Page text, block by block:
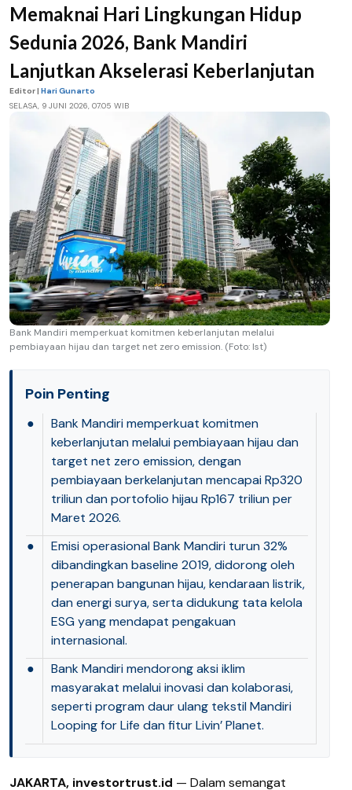
Memaknai Hari Lingkungan Hidup
Sedunia 2026, Bank Mandiri
Lanjutkan Akselerasi Keberlanjutan
Editor | Hari Gunarto
SELASA, 9 JUNI 2026, 07.05 WIB
Bank Mandiri memperkuat komitmen keberlanjutan melalui
pembiayaan hijau dan target net zero emission. (Foto: Ist)
Poin Penting
●
Bank Mandiri memperkuat komitmen
keberlanjutan melalui pembiayaan hijau dan
target net zero emission, dengan
pembiayaan berkelanjutan mencapai Rp320
triliun dan portofolio hijau Rp167 triliun per
Maret 2026.
●
Emisi operasional Bank Mandiri turun 32%
dibandingkan baseline 2019, didorong oleh
penerapan bangunan hijau, kendaraan listrik,
dan energi surya, serta didukung tata kelola
ESG yang mendapat pengakuan
internasional.
●
Bank Mandiri mendorong aksi iklim
masyarakat melalui inovasi dan kolaborasi,
seperti program daur ulang tekstil Mandiri
Looping for Life dan fitur Livin’ Planet.
JAKARTA, investortrust.id — Dalam semangat